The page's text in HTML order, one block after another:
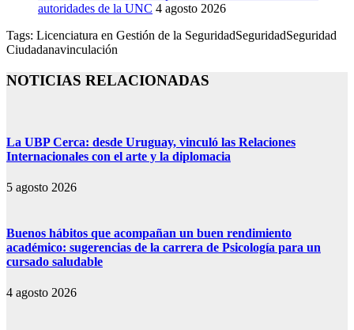
autoridades de la UNC 4 agosto 2026
Tags: Licenciatura en Gestión de la SeguridadSeguridadSeguridad
Ciudadanavinculación
NOTICIAS RELACIONADAS
La UBP Cerca: desde Uruguay, vinculó las Relaciones
Internacionales con el arte y la diplomacia
5 agosto 2026
Buenos hábitos que acompañan un buen rendimiento
académico: sugerencias de la carrera de Psicología para un
cursado saludable
4 agosto 2026